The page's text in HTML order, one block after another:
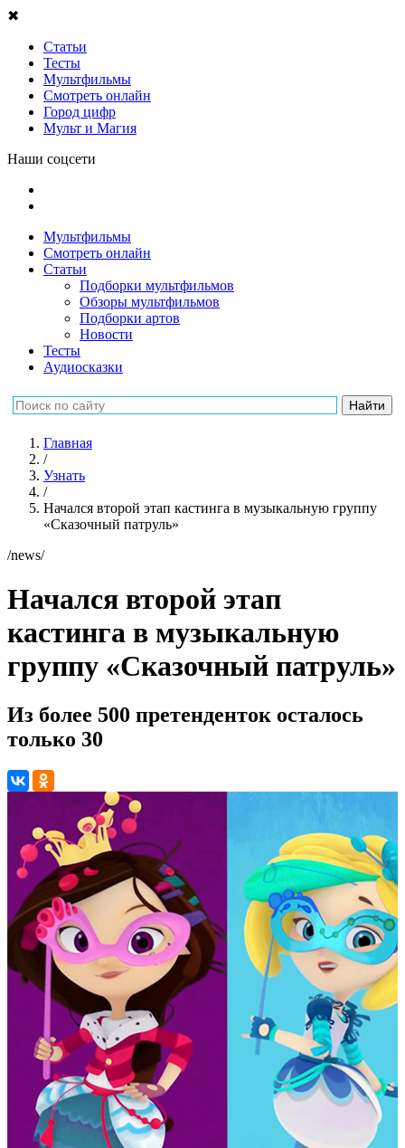
✖
Статьи
Тесты
Мультфильмы
Смотреть онлайн
Город цифр
Мульт и Магия
Наши соцсети
Мультфильмы
Смотреть онлайн
Статьи
Подборки мультфильмов
Обзоры мультфильмов
Подборки артов
Новости
Тесты
Аудиосказки
Главная
/
Узнать
/
Начался второй этап кастинга в музыкальную группу
«Сказочный патруль»
/news/
Начался второй этап
кастинга в музыкальную
группу «Сказочный патруль»
Из более 500 претенденток осталось
только 30